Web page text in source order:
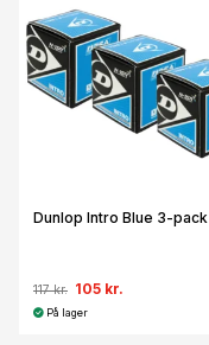
Dunlop Intro Blue 3-pack
117 kr. 105 kr.
På lager